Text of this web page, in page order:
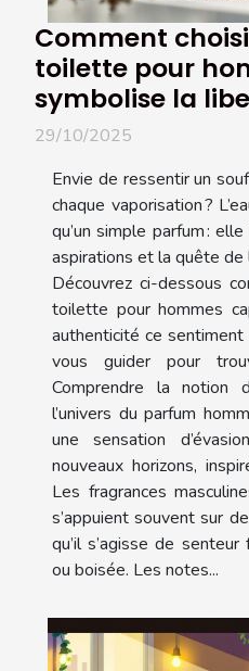
Comment
toilette pour
symbolise la
29/10/2025
Envie de ressentir un
chaque vaporisation ?
qu’un simple parfum :
aspirations et la quête
Découvrez ci-dessous
toilette pour hommes
authenticité ce sentiment
vous guider pour
Comprendre la notion
l’univers du parfum
une sensation
nouveaux horizons,
Les fragrances
s’appuient souvent sur
qu’il s’agisse de
ou boisée. Les notes...